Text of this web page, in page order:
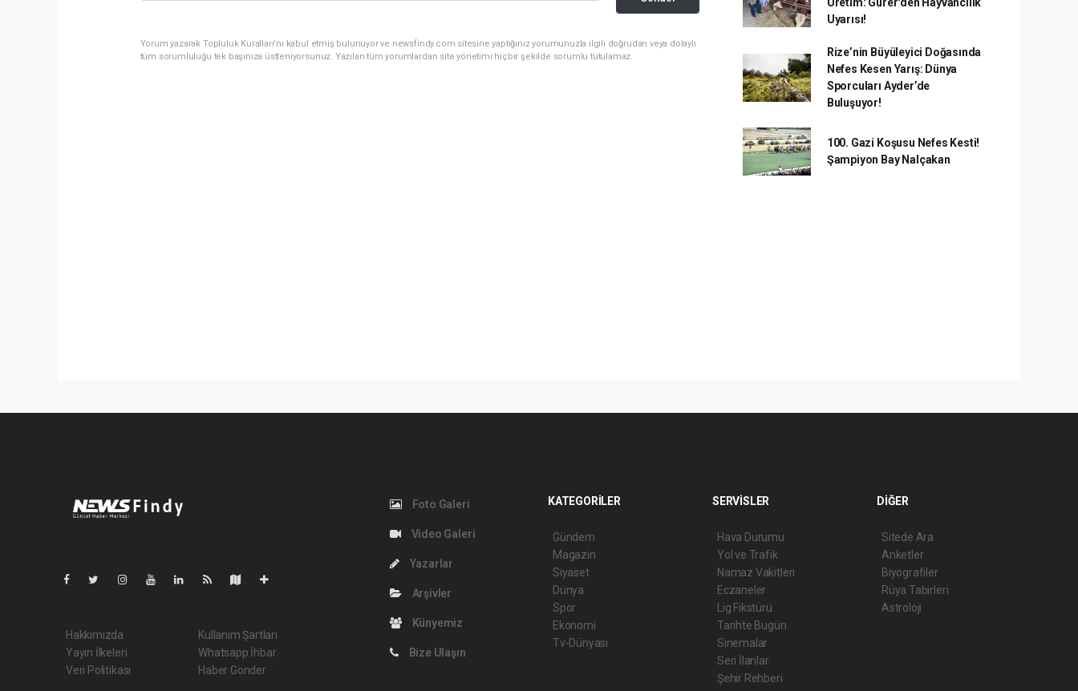
Yorum yazarak Topluluk Kuralları’nı kabul etmiş bulunuyor ve newsfindy.com sitesine yaptığınız yorumunuzla ilgili doğrudan veya dolaylı
tüm sorumluluğu tek başınıza üstleniyorsunuz. Yazılan tüm yorumlardan site yönetimi hiçbir şekilde sorumlu tutulamaz.
Uyarısı!
Rize’nin Büyüleyici Doğasında
Nefes Kesen Yarış: Dünya
Sporcuları Ayder’de
Buluşuyor!
100. Gazi Koşusu Nefes Kesti!
Şampiyon Bay Nalçakan
Hakkımızda
Yayın İlkeleri
Veri Politikası
Kullanım Şartları
Whatsapp İhbar
Haber Gönder
Foto Galeri
Video Galeri
Yazarlar
Arşivler
Künyemiz
Bize Ulaşın
KATEGORİLER
Gündem
Magazin
Siyaset
Dünya
Spor
Ekonomi
Tv-Dünyası
SERVİSLER
Hava Durumu
Yol ve Trafik
Namaz Vakitleri
Eczaneler
Lig Fikstürü
Tarihte Bugün
Sinemalar
Seri İlanlar
Şehir Rehberi
DİĞER
Sitede Ara
Anketler
Biyografiler
Rüya Tabirleri
Astroloji